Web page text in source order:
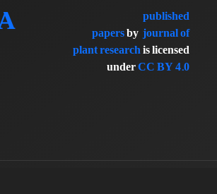
published
papersbyjournal of
plant researchis licensed
underCC BY 4.0